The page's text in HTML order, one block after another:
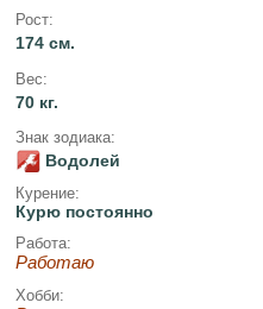
Рост:
174 см.
Вес:
70 кг.
Знак зодиака:
Водолей
Курение:
Курю постоянно
Работа:
Работаю
Хобби: